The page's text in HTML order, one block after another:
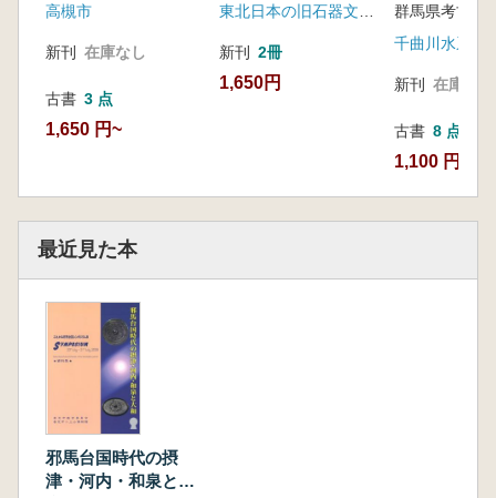
高槻市
新刊 在庫なし
古書 3 点
1,650 円~
新刊 2冊
1,650円
セット)
新刊 在庫なし
古書 8 点
1,100 円~
最近見た本
邪馬台国時代の摂
津・河内・和泉と大